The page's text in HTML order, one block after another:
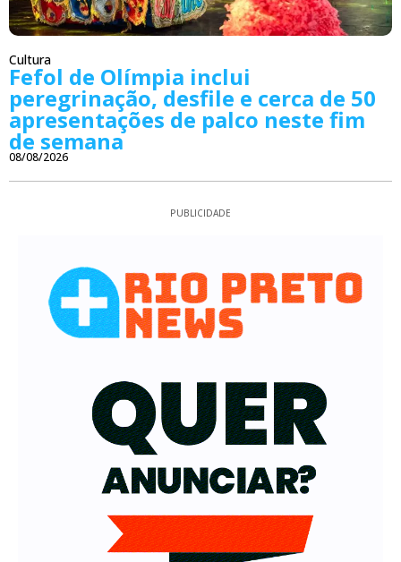
Cultura
Fefol de Olímpia inclui
peregrinação, desfile e cerca de 50
apresentações de palco neste fim
de semana
08/08/2026
PUBLICIDADE